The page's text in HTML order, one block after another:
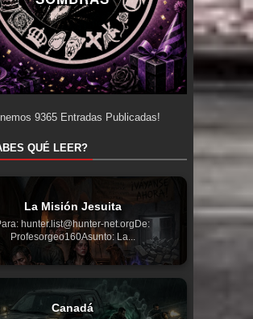
9365Entradas Publicadas!
QUÉ LEER?
La Misión Jesuita
hunter.list@hunter-net.orgDe:
Profesorgeo160Asunto: La...
Canadá